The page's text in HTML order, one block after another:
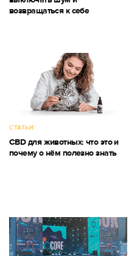
возвращаться к себе
СТАТЬИ
CBD для животных: что это и
почему о нём полезно знать